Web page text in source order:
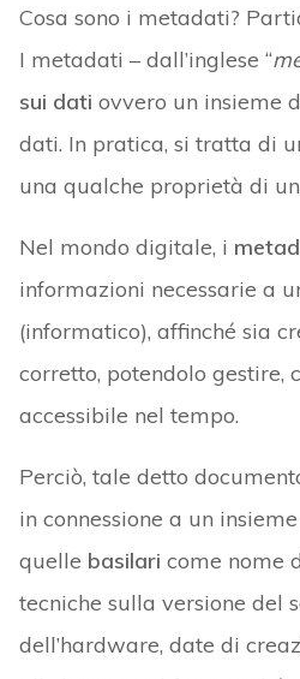
Cosa sono i metadati?
I metadati – dall’inglese “
sui dati ovvero un insieme
dati. In pratica, si tratta di
una qualche proprietà di
Nel mondo digitale, i
informazioni necessarie a
(informatico), affinché sia
corretto, potendolo gestire,
accessibile nel tempo.
Perciò, tale detto
in connessione a un
quelle basilari come nome
tecniche sulla versione del
dell’hardware, date di